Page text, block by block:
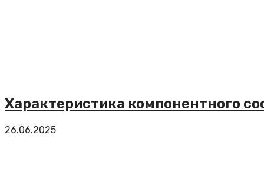
Характеристика компонентного
26.06.2025